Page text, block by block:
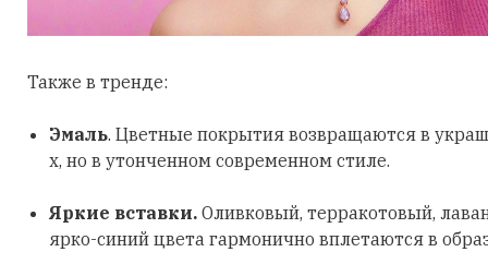
Также в тренде:
Эмаль. Цветные покрытия возвращаются в
х, но в утонченном современном стиле.
Яркие вставки. Оливковый, терракотовый,
ярко-синий цвета гармонично вплетаются в